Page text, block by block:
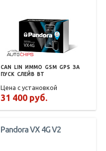
CAN LIN ИММО GSM GPS ЗА
ПУСК СЛЕЙВ BT
Цена с установкой
31 400 руб.
Pandora VX 4G V2